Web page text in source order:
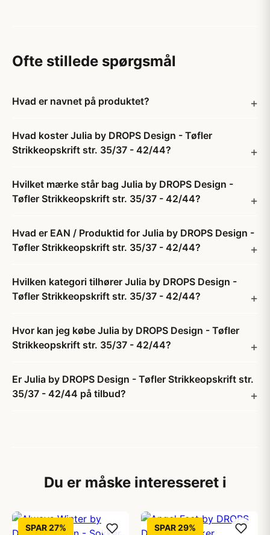
Ofte stillede spørgsmål
Hvad er navnet på produktet?
Hvad koster Julia by DROPS Design - Tøfler
Strikkeopskrift str. 35/37 - 42/44?
Hvilket mærke står bag Julia by DROPS Design -
Tøfler Strikkeopskrift str. 35/37 - 42/44?
Hvad er EAN / Produktid for Julia by DROPS Design -
Tøfler Strikkeopskrift str. 35/37 - 42/44?
Hvilken kategori tilhører Julia by DROPS Design -
Tøfler Strikkeopskrift str. 35/37 - 42/44?
Hvor kan jeg købe Julia by DROPS Design - Tøfler
Strikkeopskrift str. 35/37 - 42/44?
Er Julia by DROPS Design - Tøfler Strikkeopskrift str.
35/37 - 42/44 på tilbud?
Du er måske interesseret i
SPAR 27% SPAR 29%